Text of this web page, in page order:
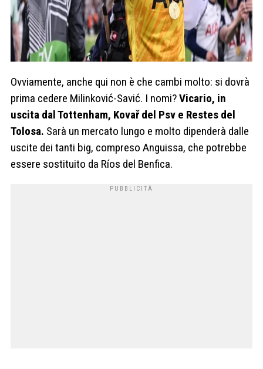
Ovviamente, anche qui non è che cambi molto: si dovrà
prima cedere Milinković-Savić. I nomi?Vicario, in
uscita dal Tottenham, Kovař del Psv e Restes del
Tolosa. Sarà un mercato lungo e molto dipenderà dalle
uscite dei tanti big, compreso Anguissa, che potrebbe
essere sostituito da Ríos del Benfica.